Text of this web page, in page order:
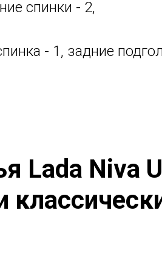
спинки - 2,
- 1, задние
Lada Niva